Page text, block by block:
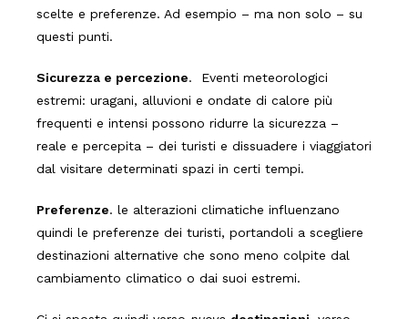
scelte e preferenze. Ad esempio – ma non solo – su
questi punti.
Sicurezza e percezione. Eventi meteorologici
estremi: uragani, alluvioni e ondate di calore più
frequenti e intensi possono ridurre la sicurezza –
reale e percepita – dei turisti e dissuadere i viaggiatori
dal visitare determinati spazi in certi tempi.
Preferenze. le alterazioni climatiche influenzano
quindi le preferenze dei turisti, portandoli a scegliere
destinazioni alternative che sono meno colpite dal
cambiamento climatico o dai suoi estremi.